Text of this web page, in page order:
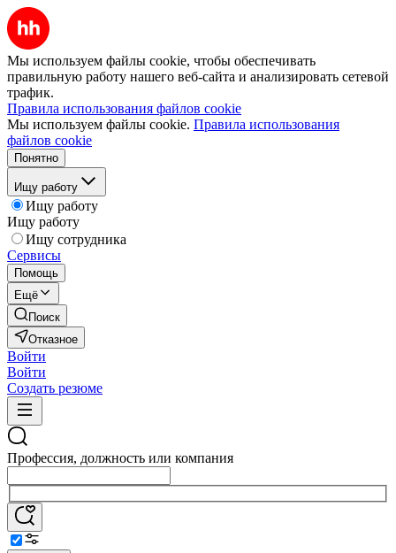
Мы используем файлы cookie, чтобы обеспечивать
правильную работу нашего веб-сайта и анализировать сетевой
трафик.
Правила использования файлов cookie
Мы используем файлы cookie. Правила использования
файлов cookie
Понятно
Ищу работу
Ищу работу
Ищу работу
Ищу сотрудника
Сервисы
Помощь
Ещё
Поиск
Отказное
Войти
Войти
Создать резюме
Профессия, должность или компания